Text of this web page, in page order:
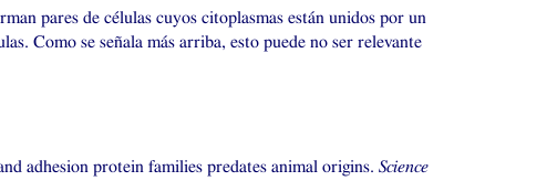
pares de células cuyos citoplasmas están unidos por un
Como se señala más arriba, esto puede no ser relevante
adhesion protein families predates animal origins.Science